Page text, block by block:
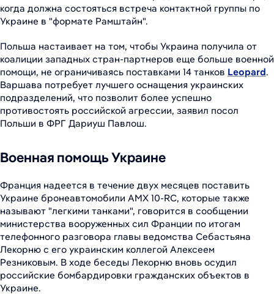
когда должна состояться встреча контактной группы по
Украине в "формате Рамштайн".
Польша настаивает на том, чтобы Украина получила от
коалиции западных стран-партнеров еще больше военной
помощи, не ограничиваясь поставками 14 танков Leopard.
Варшава потребует лучшего оснащения украинских
подразделений, что позволит более успешно
противостоять российской агрессии, заявил посол
Польши в ФРГ Дариуш Павлош.
Военная помощь Украине
Франция надеется в течение двух месяцев поставить
Украине бронеавтомобили AMX 10-RC, которые также
называют "легкими танками", говорится в сообщении
министерства вооруженных сил Франции по итогам
телефонного разговора главы ведомства Себастьяна
Лекорню с его украинским коллегой Алексеем
Резниковым. В ходе беседы Лекорню вновь осудил
российские бомбардировки гражданских объектов в
Украине.